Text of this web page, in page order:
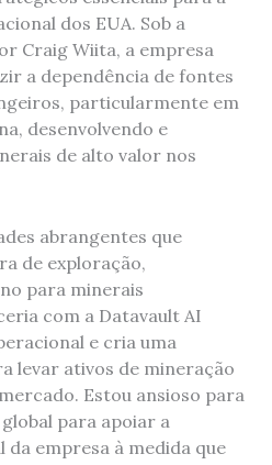
dos EUA. Sob a
Craig Wiita, a empresa
a dependência de fontes
particularmente em
desenvolvendo e
de alto valor nos
abrangentes que
de exploração,
para minerais
com a Datavault AI
e cria uma
levar ativos de mineração
Estou ansioso para
para apoiar a
empresa à medida que